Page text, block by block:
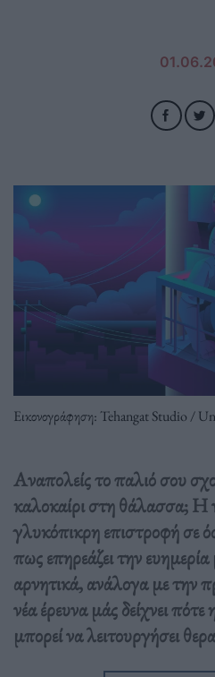
Εικονογράφηση: Tehangat Studio /
Αναπολείς το παλιό σου
καλοκαίρι στη θάλασσα; Η
γλυκόπικρη επιστροφή σε
πως επηρεάζει την
αρνητικά, ανάλογα με την
νέα έρευνα μάς δείχνει
μπορεί να λειτουργήσει